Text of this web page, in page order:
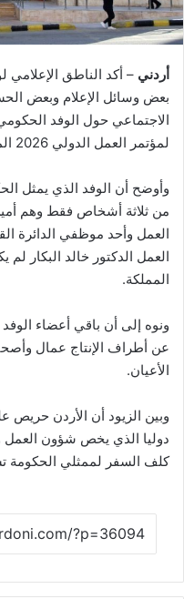
أردني – أكد الناطق الإعلامي
بعض وسائل الإعلام وبعض
لمؤتمر العمل الدولي 2026 المنعقد حاليا في جنيف غير دقيق.
وأوضح أن الوفد الذي يمثل
من ثلاثة أشخاص فقط وهم
العمل وأحد موظفي الدائرة
العمل الدكتور خالد البكار
المملكة.
ونوه إلى أن باقي أعضاء
عن أطراف الإنتاج عمال
الأعيان.
وبين الزيود أن الأردن حريص
دوليا الذي يخص شؤون العمل
كلف السفر لممثلي الحكومة